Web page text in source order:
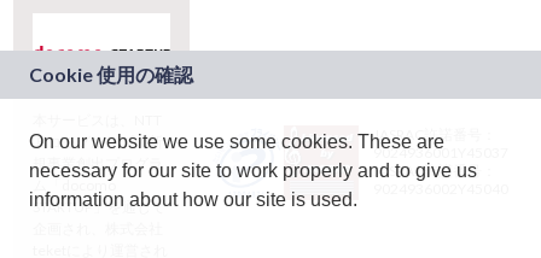
ドコモグループの新
規事業創出プログラ
ム「docomo
STARTUP」を通じて
JASRAC許諾番号：
9024936001Y45037
JASRAC許諾番号：
On our website we use some cookies. These are
necessary for our site to work properly and to give us
information about how our site is used.